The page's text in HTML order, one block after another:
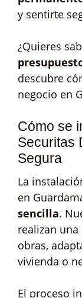
y sentirte
¿Quieres
descubre
negocio en
Cómo se
Securitas
Segura
La
en
sencilla.
realizan una
obras,
vivienda o
El proceso